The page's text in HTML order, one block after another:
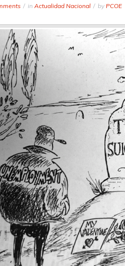
in Actualidad Nacional by PCOE